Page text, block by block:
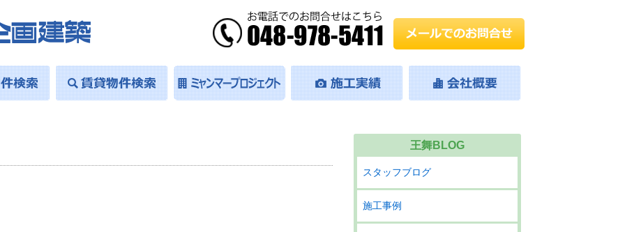
王舞BLOG
スタッフブログ
施工事例